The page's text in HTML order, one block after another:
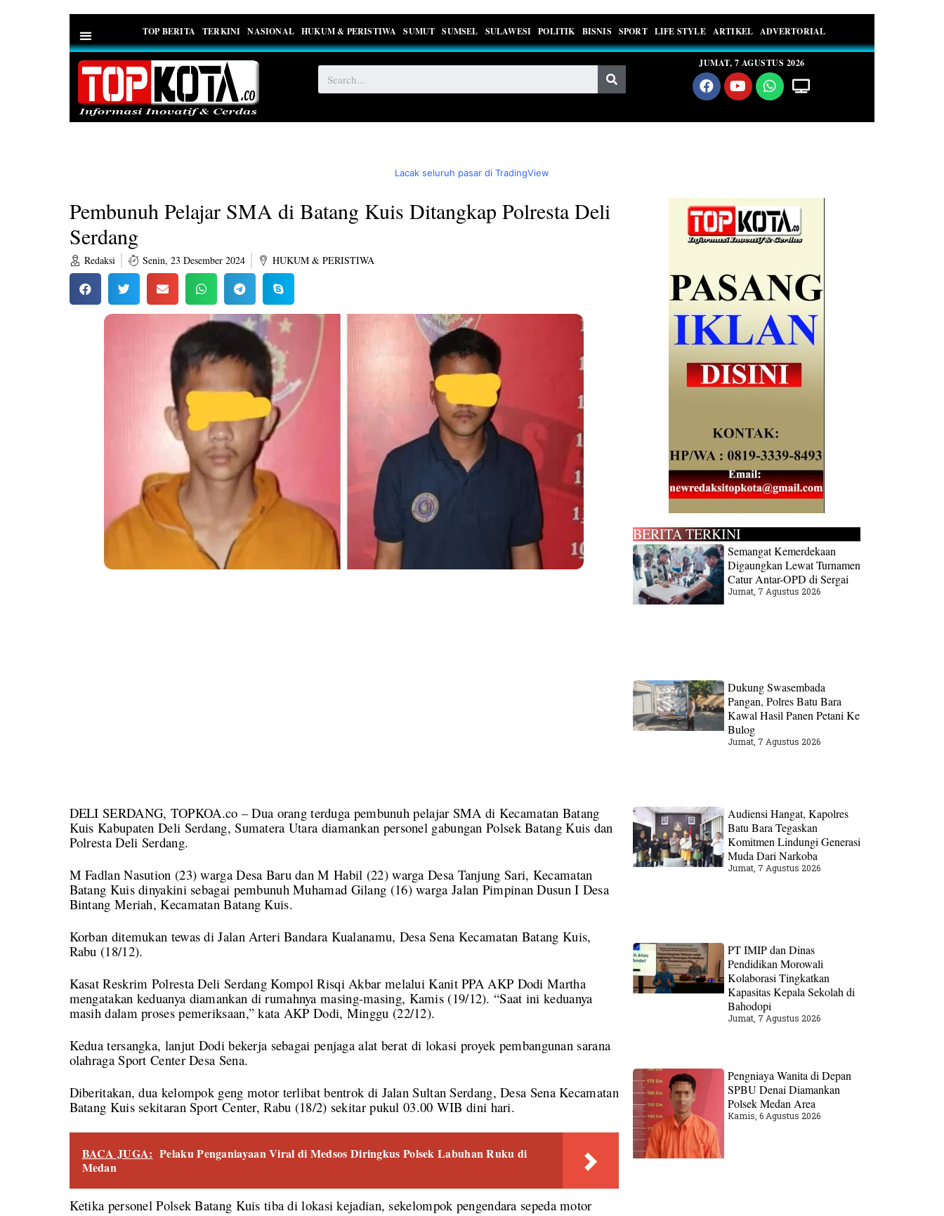
TOP BERITA TERKINI NASIONAL HUKUM & PERISTIWA SUMUT SUMSEL SULAWESI POLITIK BISNIS SPORT LIFE STYLE ARTIKEL ADVERTORIAL
JUMAT, 7 AGUSTUS 2026
Lacak seluruh pasar di TradingView
Pembunuh Pelajar SMA di Batang Kuis Ditangkap Polresta Deli
Serdang
Redaksi Senin, 23 Desember 2024 HUKUM & PERISTIWA
DELI SERDANG, TOPKOA.co – Dua orang terduga pembunuh pelajar SMA di Kecamatan Batang
Kuis Kabupaten Deli Serdang, Sumatera Utara diamankan personel gabungan Polsek Batang Kuis dan
Polresta Deli Serdang.
M Fadlan Nasution (23) warga Desa Baru dan M Habil (22) warga Desa Tanjung Sari, Kecamatan
Batang Kuis dinyakini sebagai pembunuh Muhamad Gilang (16) warga Jalan Pimpinan Dusun I Desa
Bintang Meriah, Kecamatan Batang Kuis.
Korban ditemukan tewas di Jalan Arteri Bandara Kualanamu, Desa Sena Kecamatan Batang Kuis,
Rabu (18/12).
Kasat Reskrim Polresta Deli Serdang Kompol Risqi Akbar melalui Kanit PPA AKP Dodi Martha
mengatakan keduanya diamankan di rumahnya masing-masing, Kamis (19/12). “Saat ini keduanya
masih dalam proses pemeriksaan,” kata AKP Dodi, Minggu (22/12).
Kedua tersangka, lanjut Dodi bekerja sebagai penjaga alat berat di lokasi proyek pembangunan sarana
olahraga Sport Center Desa Sena.
Diberitakan, dua kelompok geng motor terlibat bentrok di Jalan Sultan Serdang, Desa Sena Kecamatan
Batang Kuis sekitaran Sport Center, Rabu (18/2) sekitar pukul 03.00 WIB dini hari.
BACA JUGA: Pelaku Penganiayaan Viral di Medsos Diringkus Polsek Labuhan Ruku di
Medan
Ketika personel Polsek Batang Kuis tiba di lokasi kejadian, sekelompok pengendara sepeda motor
BERITA TERKINI
Semangat Kemerdekaan
Digaungkan Lewat Turnamen
Catur Antar-OPD di Sergai
Jumat, 7 Agustus 2026
Dukung Swasembada
Pangan, Polres Batu Bara
Kawal Hasil Panen Petani Ke
Bulog
Jumat, 7 Agustus 2026
Audiensi Hangat, Kapolres
Batu Bara Tegaskan
Komitmen Lindungi Generasi
Muda Dari Narkoba
Jumat, 7 Agustus 2026
PT IMIP dan Dinas
Pendidikan Morowali
Kolaborasi Tingkatkan
Kapasitas Kepala Sekolah di
Bahodopi
Jumat, 7 Agustus 2026
Pengniaya Wanita di Depan
SPBU Denai Diamankan
Polsek Medan Area
Kamis, 6 Agustus 2026